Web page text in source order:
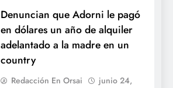
Denuncian que Adorni le pagó
en dólares un año de alquiler
adelantado a la madre en un
country
Redacción En Orsai
junio 24,